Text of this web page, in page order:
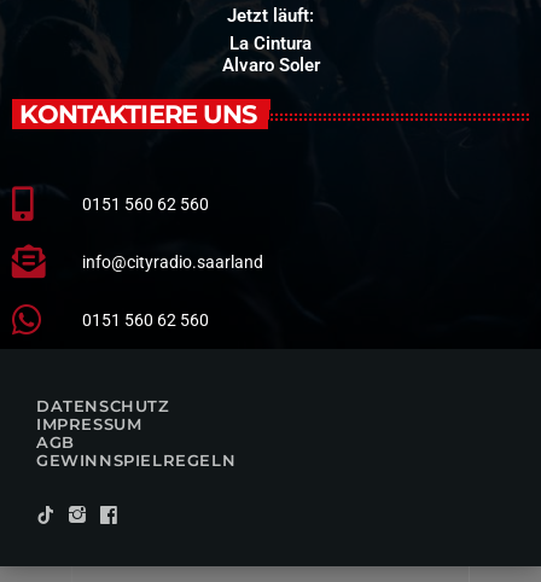
Jetzt läuft:
La Cintura
Alvaro Soler
KONTAKTIERE UNS
0151 560 62 560
info@cityradio.saarland
0151 560 62 560
DATENSCHUTZ
IMPRESSUM
AGB
GEWINNSPIELREGELN